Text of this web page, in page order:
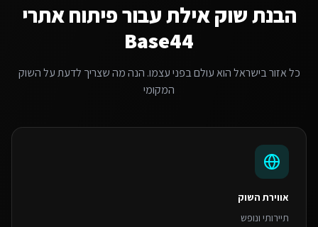
הבנת שוקאילתעבורפיתוח אתרי
Base44
כל אזור בישראל הוא עולם בפני עצמו. הנה מה שצריך לדעת על השוק
המקומי
אווירת השוק
תיירותי ונופש